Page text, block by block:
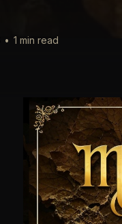
• 1 min read